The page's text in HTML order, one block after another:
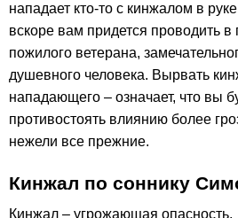
нападает кто-то с кинжалом в
вскоре вам придется проводить в
пожилого ветерана,
душевного человека. Вырвать
нападающего – означает, что вы
противостоять влиянию более
нежели все прежние.
Кинжал по соннику
Кинжал – угрожающая опасность.